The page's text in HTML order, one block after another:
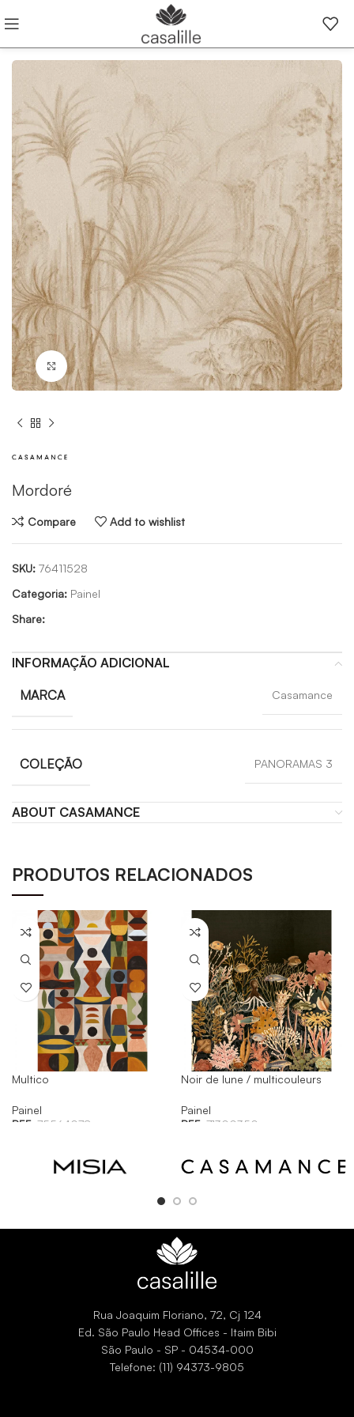
Click to enlarge
Mordoré
Compare Add to wishlist
SKU: 76411528
Categoria: Painel
Share:
INFORMAÇÃO ADICIONAL
MARCA Casamance
COLEÇÃO PANORAMAS 3
ABOUT CASAMANCE
PRODUTOS RELACIONADOS
Multico
Painel
REF: 75564078
Noir de lune / multicouleurs
Painel
REF: 71300350
Rua Joaquim Floriano, 72, Cj 124
Ed. São Paulo Head Offices - Itaim Bibi
São Paulo - SP - 04534-000
Telefone: (11) 94373-9805